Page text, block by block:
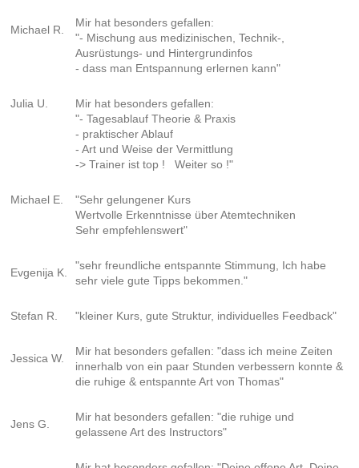
Michael R.
Mir hat besonders gefallen:
"- Mischung aus medizinischen, Technik-,
Ausrüstungs- und Hintergrundinfos
- dass man Entspannung erlernen kann"
Julia U.
Mir hat besonders gefallen:
"- Tagesablauf Theorie & Praxis
- praktischer Ablauf
- Art und Weise der Vermittlung
-> Trainer ist top ! Weiter so !"
Michael E.
"Sehr gelungener Kurs
Wertvolle Erkenntnisse über Atemtechniken
Sehr empfehlenswert"
Evgenija K.
"sehr freundliche entspannte Stimmung, Ich habe
sehr viele gute Tipps bekommen."
Stefan R. "kleiner Kurs, gute Struktur, individuelles Feedback"
Jessica W.
Mir hat besonders gefallen: "dass ich meine Zeiten
innerhalb von ein paar Stunden verbessern konnte &
die ruhige & entspannte Art von Thomas"
Jens G.
Mir hat besonders gefallen: "die ruhige und
gelassene Art des Instructors"